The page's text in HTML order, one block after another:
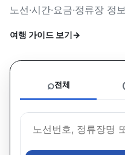
노선·시간·요금·정류장
여행 가이드 보기→
⌕전체
노선, 정류장, 목적지를 검색하세요